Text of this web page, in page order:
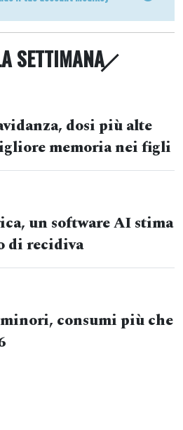
SETTIMANA
dosi più alte
memoria nei figli
un software AI stima
di recidiva
consumi più che